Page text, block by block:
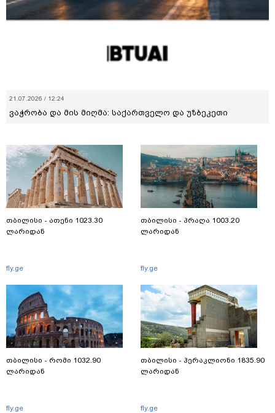
21.07.2026 / 12:24
ვაჭრობა და მის მიღმა: საქართველო და უზბეკეთი
თბილისი - ათენი 1023.30
ლარიდან
fly.ge
თბილისი - რომი 1032.90
ლარიდან
fly.ge
თბილისი - პრაღა 1003.20
ლარიდან
fly.ge
თბილისი - ჰერაკლიონი 1835.90
ლარიდან
fly.ge